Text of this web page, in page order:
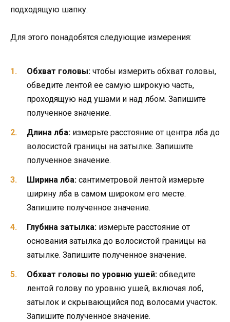
подходящую шапку.
Для этого понадобятся следующие измерения:
Обхват головы: чтобы измерить обхват головы,
обведите лентой ее самую широкую часть,
проходящую над ушами и над лбом. Запишите
полученное значение.
Длина лба: измерьте расстояние от центра лба до
волосистой границы на затылке. Запишите
полученное значение.
Ширина лба: сантиметровой лентой измерьте
ширину лба в самом широком его месте.
Запишите полученное значение.
Глубина затылка: измерьте расстояние от
основания затылка до волосистой границы на
затылке. Запишите полученное значение.
Обхват головы по уровню ушей: обведите
лентой голову по уровню ушей, включая лоб,
затылок и скрывающийся под волосами участок.
Запишите полученное значение.